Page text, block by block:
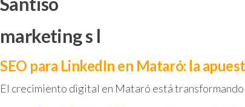
marketing s l
SEO para LinkedIn en Mataró: la
El crecimiento digital en Mataró está transformando